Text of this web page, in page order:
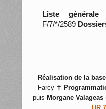
Liste générale
F/7/*/2589
Réalisation de la
Farcy ✝
puis Morgane Valageas
UR